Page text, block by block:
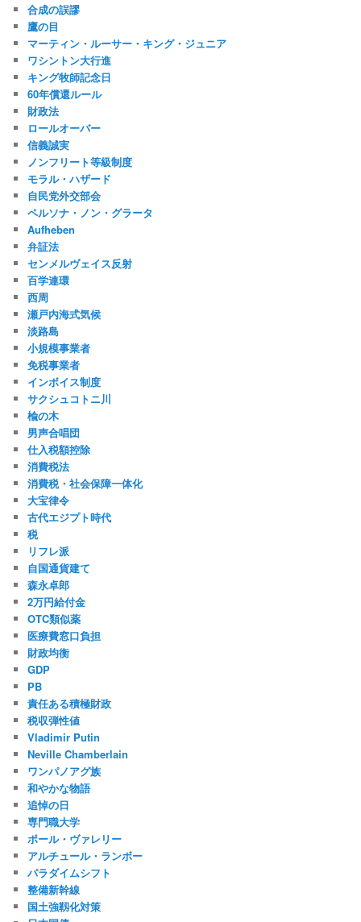
合成の誤謬
鷹の目
マーティン・ルーサー・キング・ジュニア
ワシントン大行進
キング牧師記念日
60年償還ルール
財政法
ロールオーバー
信義誠実
ノンフリート等級制度
モラル・ハザード
自民党外交部会
ペルソナ・ノン・グラータ
Aufheben
弁証法
センメルヴェイス反射
百学連環
西周
瀬戸内海式気候
淡路島
小規模事業者
免税事業者
インボイス制度
サクシュコトニ川
楡の木
男声合唱団
仕入税額控除
消費税法
消費税・社会保障一体化
大宝律令
古代エジプト時代
税
リフレ派
自国通貨建て
森永卓郎
2万円給付金
OTC類似薬
医療費窓口負担
財政均衡
GDP
PB
責任ある積極財政
税収弾性値
Vladimir Putin
Neville Chamberlain
ワンパノアグ族
和やかな物語
追悼の日
専門職大学
ポール・ヴァレリー
アルチュール・ランボー
パラダイムシフト
整備新幹線
国土強靱化対策